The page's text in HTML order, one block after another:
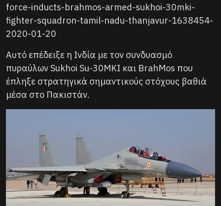
force-inducts-brahmos-armed-sukhoi-30mki-
fighter-squadron-tamil-nadu-thanjavur-1638454-
2020-01-20
Αυτό επέδειξε η Ινδία με τον συνδυασμό
πυραύλων Sukhoi Su-30MKI και BrahMos που
έπληξε στρατηγικά σημαντικούς στόχους βαθιά
μέσα στο Πακιστάν.